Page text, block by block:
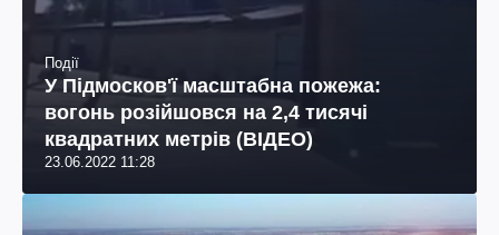
Події
У Підмосков'ї масштабна пожежа:
вогонь розійшовся на 2,4 тисячі
квадратних метрів (ВІДЕО)
23.06.2022 11:28